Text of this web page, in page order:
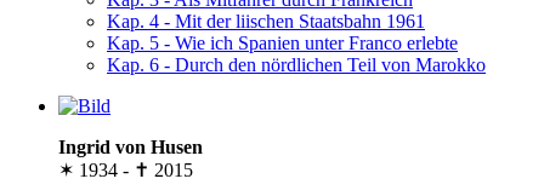
Kap. 4 - Mit der liischen Staatsbahn 1961
Kap. 5 - Wie ich Spanien unter Franco erlebte
Kap. 6 - Durch den nördlichen Teil von Marokko
Ingrid von Husen
✶ 1934 - ✝ 2015